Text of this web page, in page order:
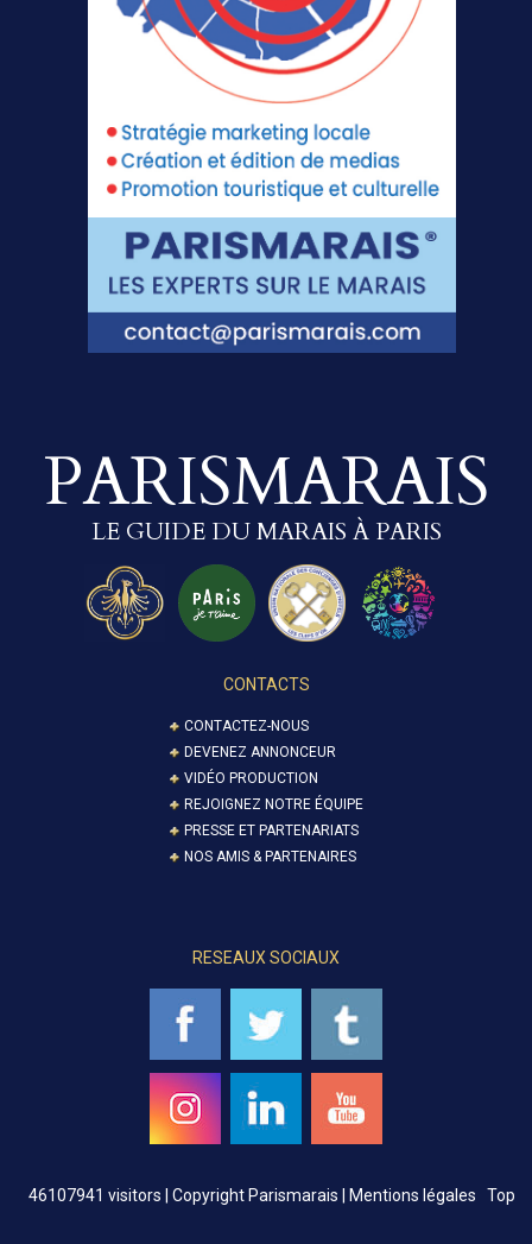
PARISMARAIS
LE GUIDE DU MARAIS À PARIS
CONTACTS
CONTACTEZ-NOUS
DEVENEZ ANNONCEUR
VIDÉO PRODUCTION
REJOIGNEZ NOTRE ÉQUIPE
PRESSE ET PARTENARIATS
NOS AMIS & PARTENAIRES
RESEAUX SOCIAUX
46107941 visitors | Copyright Parismarais | Mentions légales Top